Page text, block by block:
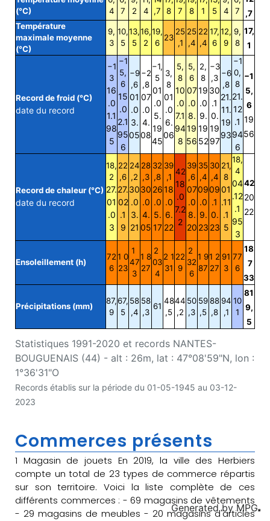
Statistiques 1991-2020 et records NANTES-
BOUGUENAIS (44) - alt : 26m, lat : 47°08'59"N, lon :
1°36'31"O
Records établis sur la période du 01-05-1945 au 03-12-
2023
(°C)
4
7
2
4
,7
8
7
8
1
5
4
7
,7
Température
maximale moyenne
(°C)
9,
3
10,
5
13,
5
16,
2
19,
6
23
25
,1
25
,4
22
,4
17,
6
12,
9
9,
8
17,
1
Record de froid (°C)
date du record
−1
3
16
.0
1.1
98
5
−1
5,
6
15
.0
2.1
95
6
−9
,6
01
.0
3.
05
−2
,8
07
.0
4.
08
−1,
5
01
.0
5.
19
45
3,
8
01
.0
6.
06
5,
8
10
.0
7.1
94
8
5,
6
07
.0
8.
19
56
2,
8
19
.0
9.
19
52
−3
,3
30
.1
0.
19
97
−6
,8
21.
11.
19
93
−1
0,
8
21.
12
.1
94
6
−1
5,
6
19
56
Record de chaleur (°C)
date du record
18,
2
27.
01
.0
3
22
,6
27.
02
.1
9
24
,2
30
.0
3.
21
28
,3
30
.0
4.
05
32
,8
26
.0
5.
17
39
,1
18
.0
6.
22
42
18
.0
7.2
2
39
,6
07
.0
8.
20
35
,4
09
.0
9.
23
30
,4
09
.1
0.
23
21,
8
01
.11
.1
5
18,
4
04
.12
.1
95
3
42
20
22
Ensoleillement (h)
72
6
1 0
23
1
47
3
1 8
27
2
03
4
2 1
31
22
9
2
32
6
1 9
87
1 2
27
91
3
77
6
18
7
33
Précipitations (mm)
87,
9
67,
5
58
,4
58
,3
61
48
,5
44
,2
50
,3
59
,5
88
,8
94
,1
10
1
81
9,
5
Commerces présents
1 Magasin de jouets En 2019, la ville des Herbiers
compte un total de 23 types de commerce répartis
sur son territoire. Voici la liste complète de ces
différents commerces : - 69 magasins de vêtements
- 29 magasins de meubles - 20 magasins d'articles
Generated byMPG